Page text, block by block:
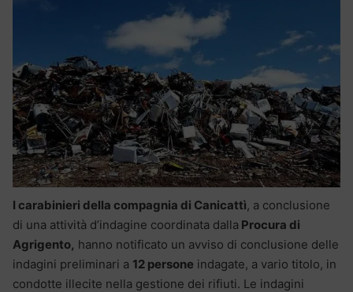
I carabinieri della compagnia di Canicattì, a conclusione
di una attività d’indagine coordinata dalla Procura di
Agrigento, hanno notificato un avviso di conclusione delle
indagini preliminari a 12 persone indagate, a vario titolo, in
condotte illecite nella gestione dei rifiuti. Le indagini